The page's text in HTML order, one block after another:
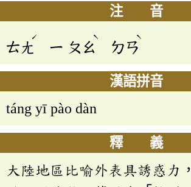
注 音
ㄊㄤ
ˊ
ㄧ ㄆㄠ
ˋ
ㄉㄢ
ˋ
漢語拼音
táng yī pào dàn
釋 義
大陸地區比喻外表具誘惑力